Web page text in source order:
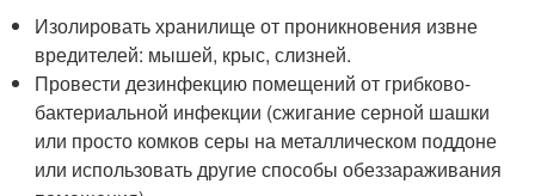
Изолировать хранилище от проникновения извне
вредителей: мышей, крыс, слизней.
Провести дезинфекцию помещений от грибково-
бактериальной инфекции (сжигание серной шашки
или просто комков серы на металлическом поддоне
или использовать другие способы обеззараживания